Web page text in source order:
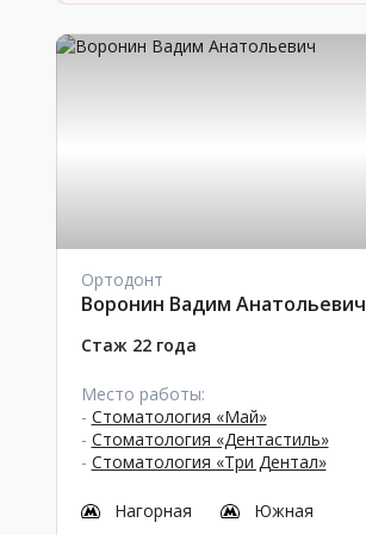
Ортодонт
Воронин Вадим Анатольевич
Стаж 22 года
Место работы:
- Стоматология «Май»
- Стоматология «Дентастиль»
- Стоматология «Три Дентал»
Нагорная
Южная